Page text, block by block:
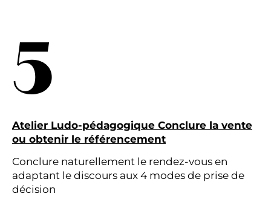
5
Atelier Ludo-pédagogique Conclure la vente
ou obtenir le référencement
Conclure naturellement le rendez-vous en
adaptant le discours aux 4 modes de prise de
décision